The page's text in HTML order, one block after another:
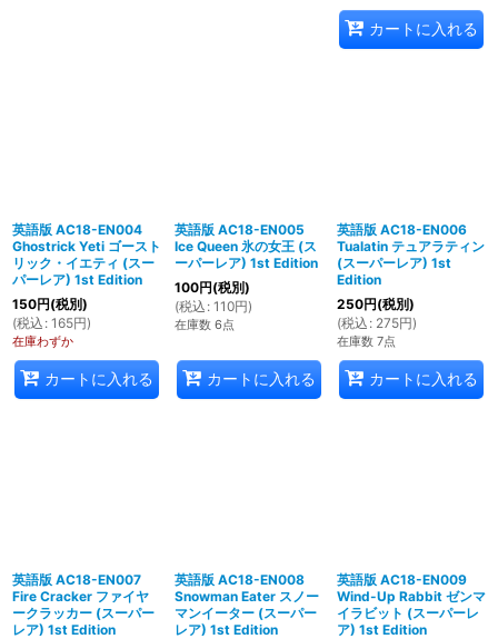
カートに入れる
英語版 AC18-EN004
Ghostrick Yeti ゴースト
リック・イエティ (スー
パーレア) 1st Edition
150円(税別)
(税込 : 165円)
在庫わずか
カートに入れる
英語版 AC18-EN005
Ice Queen 氷の女王 (ス
ーパーレア) 1st Edition
100円(税別)
(税込 : 110円)
在庫数 6点
カートに入れる
英語版 AC18-EN006
Tualatin テュアラティン
(スーパーレア) 1st
Edition
250円(税別)
(税込 : 275円)
在庫数 7点
カートに入れる
英語版 AC18-EN007
Fire Cracker ファイヤ
ークラッカー (スーパー
レア) 1st Edition
英語版 AC18-EN008
Snowman Eater スノー
マンイーター (スーパー
レア) 1st Edition
英語版 AC18-EN009
Wind-Up Rabbit ゼンマ
イラビット (スーパーレ
ア) 1st Edition